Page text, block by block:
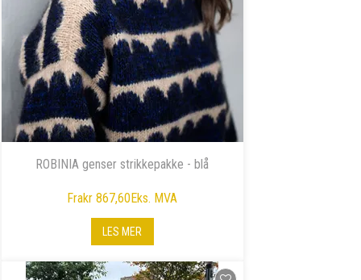
ROBINIA genser strikkepakke - blå
Frakr 867,60Eks. MVA
LES MER